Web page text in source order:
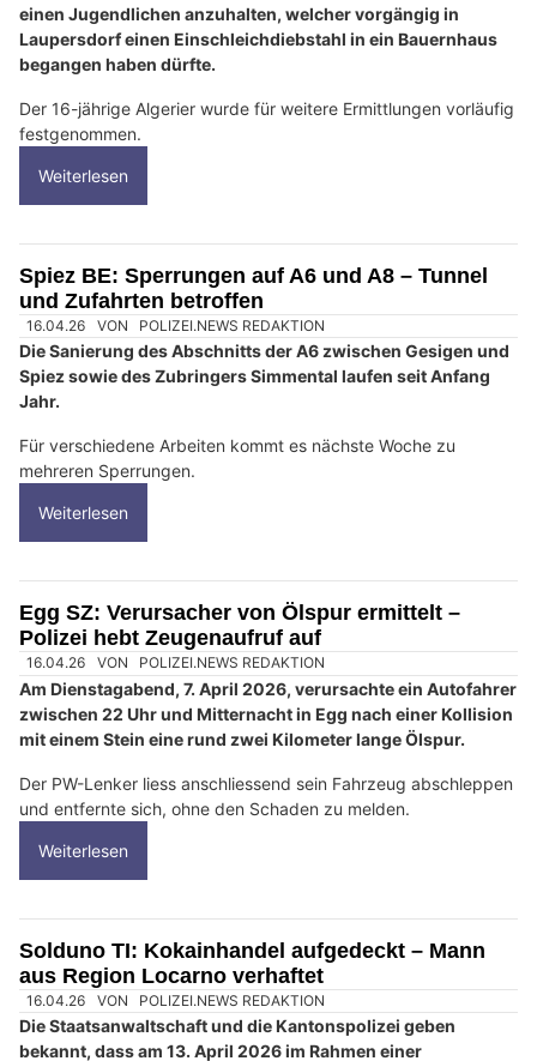
einen Jugendlichen anzuhalten, welcher vorgängig in
Laupersdorf einen Einschleichdiebstahl in ein Bauernhaus
begangen haben dürfte.
Der 16-jährige Algerier wurde für weitere Ermittlungen vorläufig
festgenommen.
Weiterlesen
Spiez BE: Sperrungen auf A6 und A8 – Tunnel
und Zufahrten betroffen
16.04.26 VON POLIZEI.NEWS REDAKTION
Die Sanierung des Abschnitts der A6 zwischen Gesigen und
Spiez sowie des Zubringers Simmental laufen seit Anfang
Jahr.
Für verschiedene Arbeiten kommt es nächste Woche zu
mehreren Sperrungen.
Weiterlesen
Egg SZ: Verursacher von Ölspur ermittelt –
Polizei hebt Zeugenaufruf auf
16.04.26 VON POLIZEI.NEWS REDAKTION
Am Dienstagabend, 7. April 2026, verursachte ein Autofahrer
zwischen 22 Uhr und Mitternacht in Egg nach einer Kollision
mit einem Stein eine rund zwei Kilometer lange Ölspur.
Der PW-Lenker liess anschliessend sein Fahrzeug abschleppen
und entfernte sich, ohne den Schaden zu melden.
Weiterlesen
Solduno TI: Kokainhandel aufgedeckt – Mann
aus Region Locarno verhaftet
16.04.26 VON POLIZEI.NEWS REDAKTION
Die Staatsanwaltschaft und die Kantonspolizei geben
bekannt, dass am 13. April 2026 im Rahmen einer